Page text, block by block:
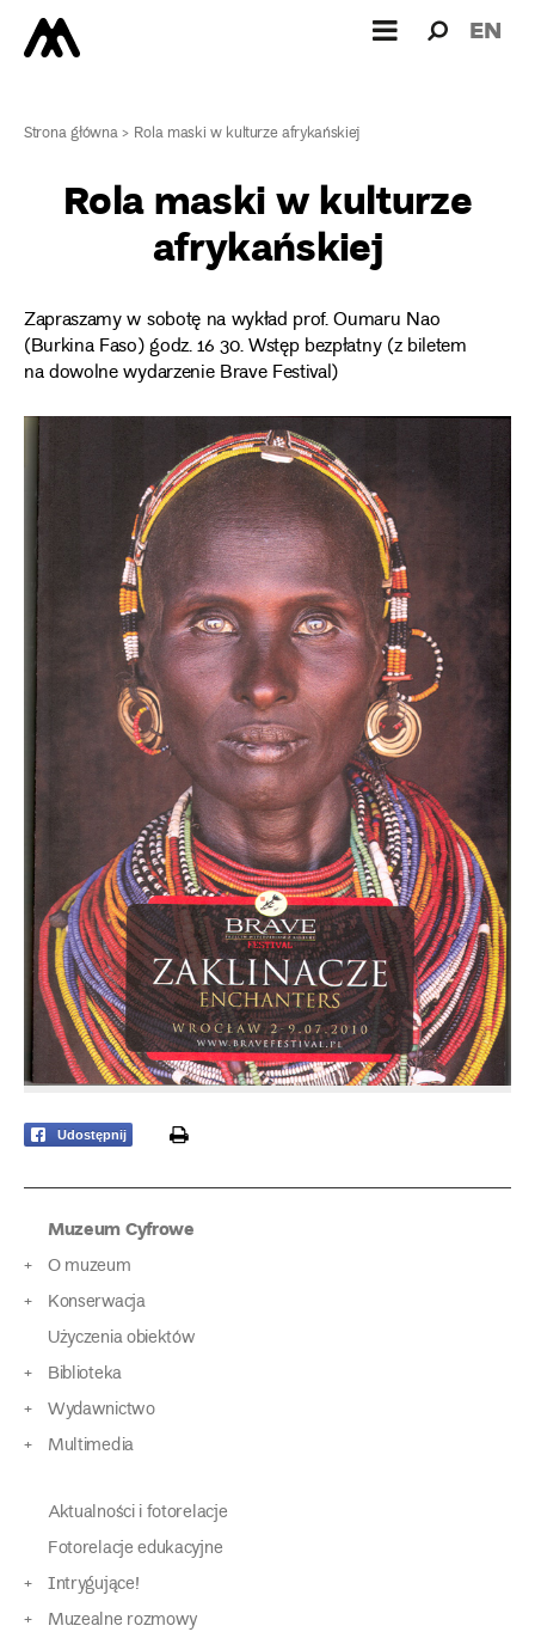
dla: EN
Strona główna> Rola maski w kulturze afrykańskiej
Rola maski w kulturze
afrykańskiej
Zapraszamy w sobotę na wykład prof. Oumaru Nao
(Burkina Faso) godz. 16 30. Wstęp bezpłatny (z biletem
na dowolne wydarzenie Brave Festival)
Udostępnij print
Muzeum Cyfrowe
O muzeum
Konserwacja
Użyczenia obiektów
Biblioteka
Wydawnictwo
Multimedia
Aktualności i fotorelacje
Fotorelacje edukacyjne
Intrygujące!
Muzealne rozmowy